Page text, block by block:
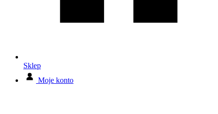
Sklep
Moje konto